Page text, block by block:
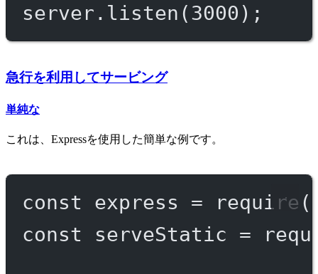
server. listen (3000 );
急行を利用してサービング
単純な
これは、Expressを使用した簡単な例です。
const express = require (
const
serveStatic =